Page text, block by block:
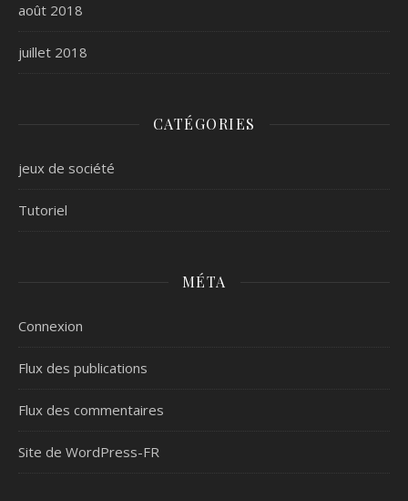
août 2018
juillet 2018
CATÉGORIES
jeux de société
Tutoriel
MÉTA
Connexion
Flux des publications
Flux des commentaires
Site de WordPress-FR